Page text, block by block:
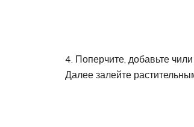
4. Поперчите, добавьте
Далее залейте